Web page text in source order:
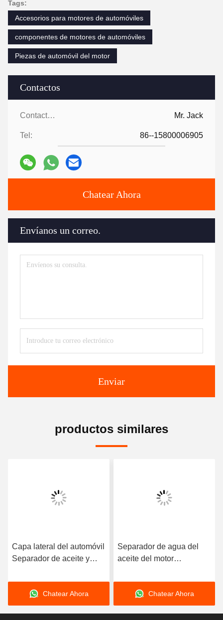
Contactos
Envíanos un correo.
Accesorios para motores de automóviles
componentes de motores de automóviles
Piezas de automóvil del motor
Separador de aceite y
agua del motor Partes
Chatear Ahora
aceite del motor
Respiración del cárter
Chatear Ahora